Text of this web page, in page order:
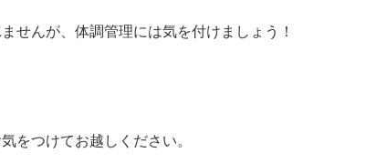
せんが、体調管理には気を付けましょう！
をつけてお越しください。